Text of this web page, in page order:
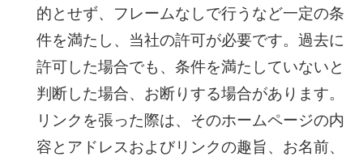
的とせず、フレームなしで行うなど一定の条
件を満たし、当社の許可が必要です。過去に
許可した場合でも、条件を満たしていないと
判断した場合、お断りする場合があります。
リンクを張った際は、そのホームページの内
容とアドレスおよびリンクの趣旨、お名前、